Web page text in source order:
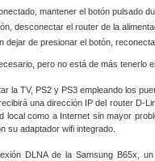
mantener el botón pulsado
desconectar el router de la
dejar de presionar el botón,
pero no está de más tenerlo
la TV, PS2 y PS3 empleando los
una dirección IP del router D-
local como a Internet sin mayor
su adaptador wifi integrado.
DLNA de la Samsung B65x,